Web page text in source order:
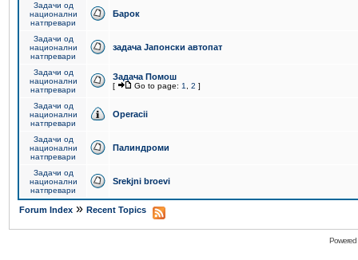
Задачи од
национални
натпревари
Барок
Задачи од
национални
натпревари
задача Јапонски автопат
Задачи од
национални
натпревари
Задача Помош
[ Go to page: 1 2 ]
Задачи од
национални
натпревари
Operacii
Задачи од
национални
натпревари
Палиндроми
Задачи од
национални
натпревари
Srekjni broevi
Forum Index » Recent Topics